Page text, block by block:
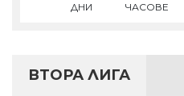
ДНИ ЧАСОВЕ
ВТОРА ЛИГА